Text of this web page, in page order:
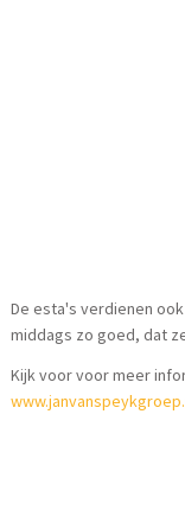
De esta's verdienen
middags zo goed, dat
Kijk voor voor meer